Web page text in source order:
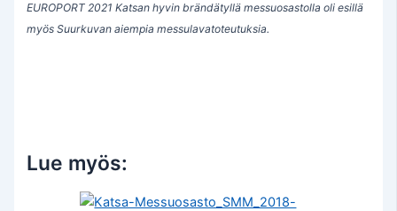
EUROPORT 2021 Katsan hyvin brändätyllä messuosastolla oli esillä
myös Suurkuvan aiempia messulavatoteutuksia.
Lue myös: